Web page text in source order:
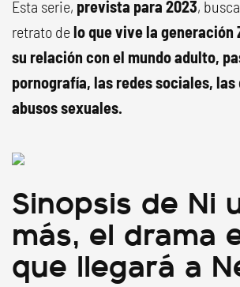
Esta serie, prevista para 2023,
retrato delo que vive la generación
su relación con el mundo adulto,
pornografía, las redes sociales, las
abusos sexuales.
Sinopsis de Ni
más, el drama
que llegará a